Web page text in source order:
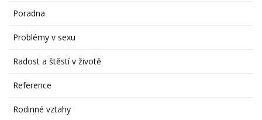
Poradna
Problémy v sexu
Radost a štěstí v životě
Reference
Rodinné vztahy